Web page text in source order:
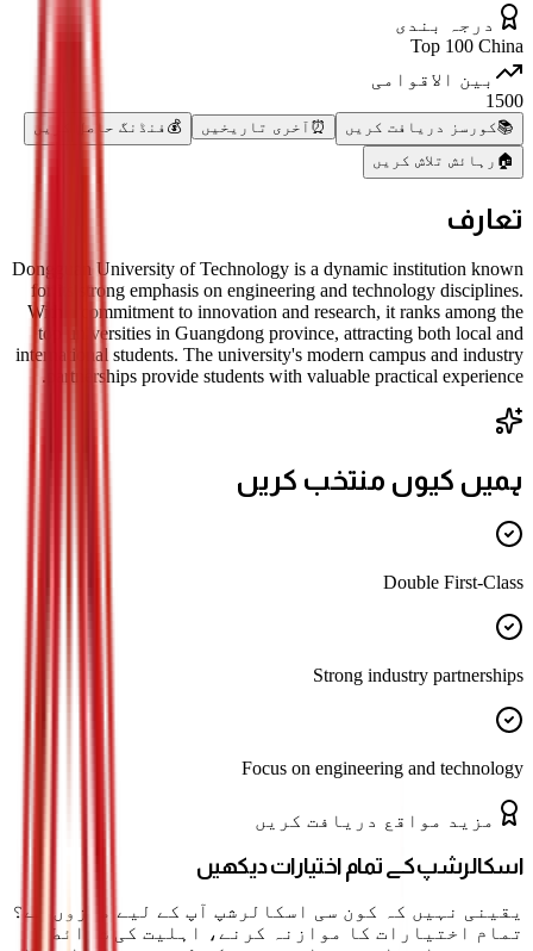
درجہ بندی
Top 100 China
بین الاقوامی
1500
📚کورسز دریافت کریں ⏰ آخری تاریخیں 💰 فنڈنگ حاصل کریں
🏠 رہائش تلاش کریں
تعارف
Dongguan University of Technology is a dynamic institution known
for its strong emphasis on engineering and technology disciplines.
With a commitment to innovation and research, it ranks among the
top universities in Guangdong province, attracting both local and
international students. The university's modern campus and industry
partnerships provide students with valuable practical experience.
ہمیں کیوں منتخب کریں
Double First-Class
Strong industry partnerships
Focus on engineering and technology
مزید مواقع دریافت کریں
اسکالرشپ کے تمام اختیارات دیکھیں
یقینی نہیں کہ کون سی اسکالرشپ آپ کے لیے موزوں ہے؟
تمام اختیارات کا موازنہ کرنے، اہلیت کی شرائط